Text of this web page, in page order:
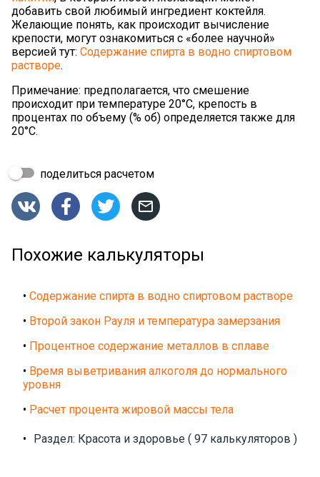
добавить свой любимый ингредиент коктейля.
Желающие понять, как происходит вычисление
крепости, могут ознакомиться с «более научной»
версией тут: Содержание спирта в водно спиртовом
растворе.
Примечание: предполагается, что смешение
происходит при температуре 20°C, крепость в
процентах по объему (% об) определяется также для
20°C.
поделиться расчетом
   
Похожие калькуляторы
• Содержание спирта в водно спиртовом растворе
• Второй закон Рауля и температура замерзания
• Процентное содержание металлов в сплаве
• Время выветривания алкоголя до нормального
уровня
• Расчет процента жировой массы тела
• Раздел: Красота и здоровье ( 97 калькуляторов )